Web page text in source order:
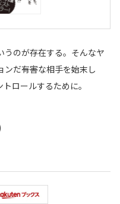
うのが存在する。そんなヤ
だ――有害な相手を始末し
ロールするために。